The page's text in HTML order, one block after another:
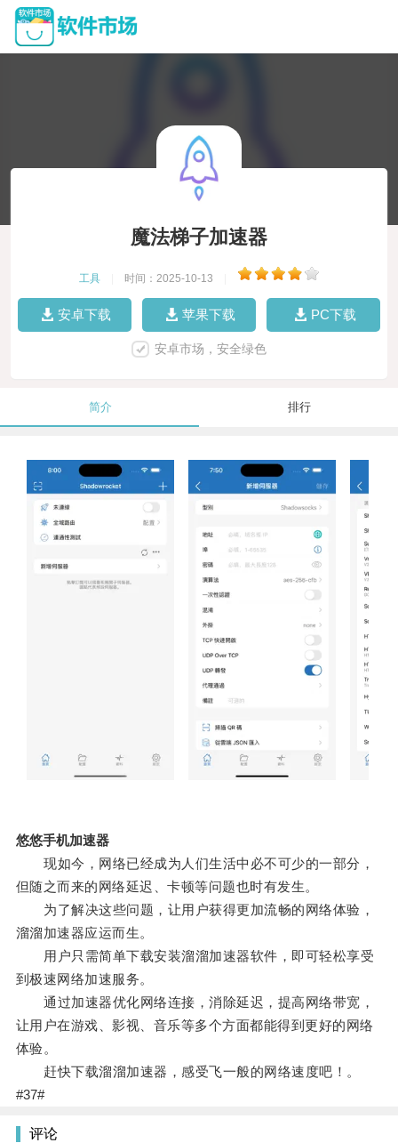
魔法梯子加速器
工具 时间：2025-10-13
安卓下载 苹果下载 PC下载
安卓市场，安全绿色
简介 排行
悠悠手机加速器
现如今，网络已经成为人们生活中必不可少的一部分，
但随之而来的网络延迟、卡顿等问题也时有发生。
为了解决这些问题，让用户获得更加流畅的网络体验，
溜溜加速器应运而生。
用户只需简单下载安装溜溜加速器软件，即可轻松享受
到极速网络加速服务。
通过加速器优化网络连接，消除延迟，提高网络带宽，
让用户在游戏、影视、音乐等多个方面都能得到更好的网络
体验。
赶快下载溜溜加速器，感受飞一般的网络速度吧！。
#37#
评论